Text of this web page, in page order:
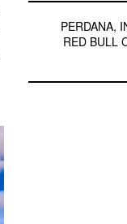
PERDANA,
RED BULL